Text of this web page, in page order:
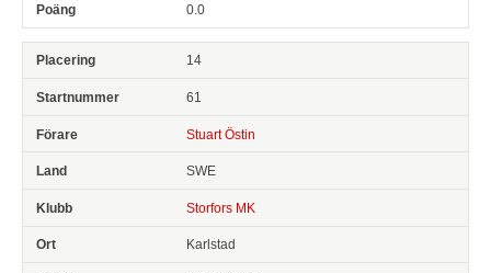
0.0
14
61
Stuart Östin
SWE
Storfors MK
Karlstad